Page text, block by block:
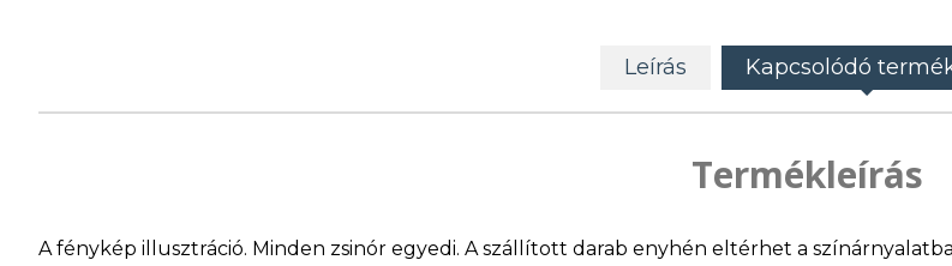
Leírás Kapcsolódó
Termékleírás
A fénykép illusztráció. Minden zsinór egyedi. A szállított darab enyhén eltérhet a